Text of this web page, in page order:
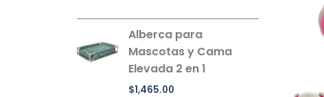
Alberca para
Mascotas y Cama
Elevada 2 en 1
$1,465.00